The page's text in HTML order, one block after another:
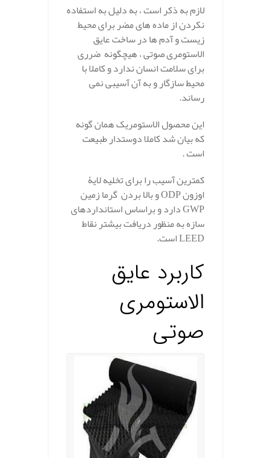
لازم به ذکر است ، به دلیل به استفاده
نکردن از ماده های مضر برای محیط
زیست و آدم ها در ساخت عایق
الاستومری صوتی ، هیچگونه ضرری
برای سلامت انسان ندارد و کاملا با
محیط سازگار و به آن آسیبی نمی
رساند.
این محصول الاستومریک همان گونه
که بیان شد کاملا دوستدار طبیعت
است .
کمترین آسیب را برای تخلیه لایۀ
اوزونODPو بالا بردن گرما زمین
GWPدارد و براساس استانداردهای
سازه به منظور دریافت بیشتر نقاط
LEEDاست.
کاربرد عایق
الاستومری
صوتی